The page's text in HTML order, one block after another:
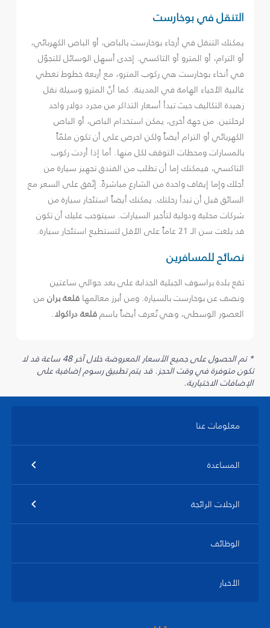
التنقل في بوخارست
يمكنك التنقل في أرجاء بوخارست بالباص، أو الباص الكهربائي،
أو الترام، أو المترو أو التاكسي. إحدى أسهل الوسائل للتجوّل
في أنحاء بوخارست هي ركوب المترو، مع أربعة خطوط تغطي
غالبية الأحياء الهامة في المدينة. كما أنّ المترو وسيلة نقل
زهيدة التكاليف حيث تبدأ أسعار التذاكر من مجرد دولار واحد
لرحلتين. من جهة أخرى، يمكن استخدام الباص، أو الباص
الكهربائي أو الترام أيضاً ولكن احرص على أن تكون ملمّاً
بالمسارات ومحطات التوقف لكل منها. أما إذا أردت ركوب
التاكسي، فيمكنك إما أن تطلب من الفندق تجهيز سيارة من
أجلك وإما إيقاف واحدة من الشارع مباشرةً. إتّفق على السعر مع
السائق قبل أن تبدأ رحلتك. يمكنك أيضاً استئجار سيارة من
شركات محلية ودولية لتأجير السيارات. سيتوجب عليك أن تكون
قد بلغت سن الـ 21 عاماً على الأقل لتستطيع استئجار سيارة.
نصائح للمسافرين
تقع بلدة براسوف الجبلية الجذابة على بعد حوالي ساعتين
ونصف عن بوخارست بالسيارة. ومن أبرز معالمها قلعة برانمن
العصور الوسطى، وهي تُعرف أيضاً باسمقلعة دراكولا.
* تم الحصول على جميع الأسعار المعروضة خلال آخر 48 ساعة قد لا
تكون متوفرة في وقت الحجز. قد يتم تطبيق رسوم إضافية على
الإضافات الاختيارية.
معلومات عنا
المساعدة
الرحلات الرائجة
الوظائف
الأخبار